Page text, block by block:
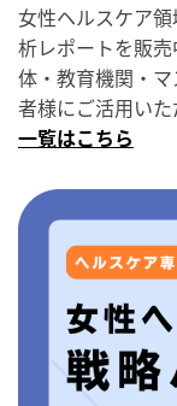
女性ヘルスケア
析レポートを販
体・教育機関・
者様にご活用いた
一覧はこちら